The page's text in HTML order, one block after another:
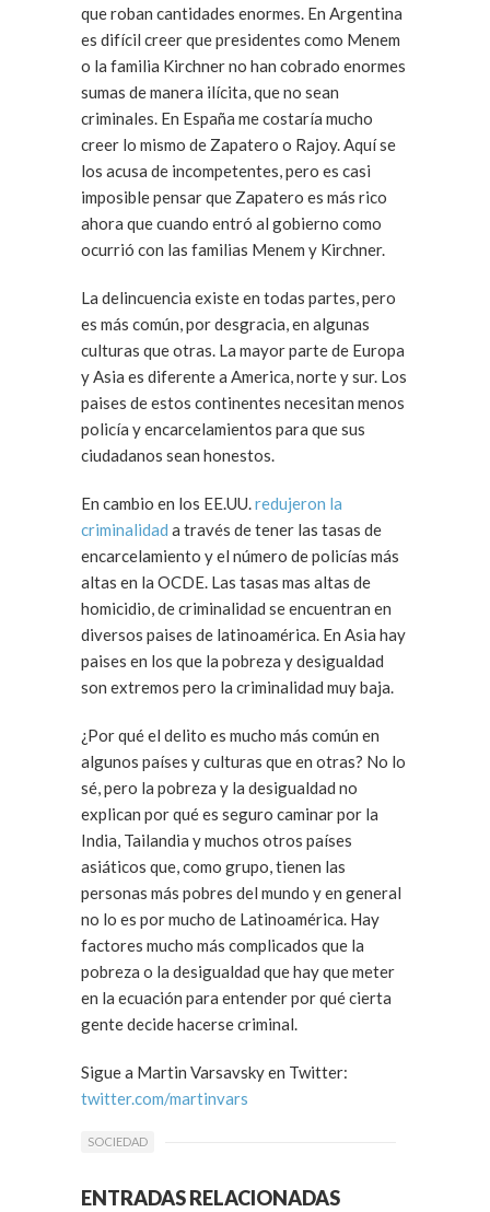
que roban cantidades enormes. En Argentina
es difícil creer que presidentes como Menem
o la familia Kirchner no han cobrado enormes
sumas de manera ilícita, que no sean
criminales. En España me costaría mucho
creer lo mismo de Zapatero o Rajoy. Aquí se
los acusa de incompetentes, pero es casi
imposible pensar que Zapatero es más rico
ahora que cuando entró al gobierno como
ocurrió con las familias Menem y Kirchner.
La delincuencia existe en todas partes, pero
es más común, por desgracia, en algunas
culturas que otras. La mayor parte de Europa
y Asia es diferente a America, norte y sur. Los
paises de estos continentes necesitan menos
policía y encarcelamientos para que sus
ciudadanos sean honestos.
En cambio en los EE.UU.redujeron la
criminalidad a través de tener las tasas de
encarcelamiento y el número de policías más
altas en la OCDE. Las tasas mas altas de
homicidio, de criminalidad se encuentran en
diversos paises de latinoamérica. En Asia hay
paises en los que la pobreza y desigualdad
son extremos pero la criminalidad muy baja.
¿Por qué el delito es mucho más común en
algunos países y culturas que en otras? No lo
sé, pero la pobreza y la desigualdad no
explican por qué es seguro caminar por la
India, Tailandia y muchos otros países
asiáticos que, como grupo, tienen las
personas más pobres del mundo y en general
no lo es por mucho de Latinoamérica. Hay
factores mucho más complicados que la
pobreza o la desigualdad que hay que meter
en la ecuación para entender por qué cierta
gente decide hacerse criminal.
Sigue a Martin Varsavsky en Twitter:
twitter.com/martinvars
SOCIEDAD
ENTRADAS RELACIONADAS